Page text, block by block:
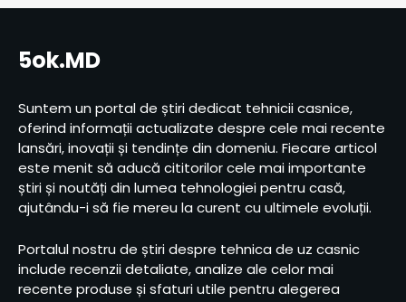
5ok.MD
Suntem un portal de știri dedicat tehnicii casnice,
oferind informații actualizate despre cele mai recente
lansări, inovații și tendințe din domeniu. Fiecare articol
este menit să aducă cititorilor cele mai importante
știri și noutăți din lumea tehnologiei pentru casă,
ajutându-i să fie mereu la curent cu ultimele evoluții.
Portalul nostru de știri despre tehnica de uz casnic
include recenzii detaliate, analize ale celor mai
recente produse și sfaturi utile pentru alegerea